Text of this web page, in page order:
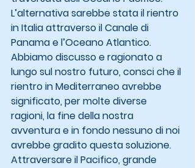
L’alternativa sarebbe stata il rientro
in Italia attraverso il Canale di
Panama e l’Oceano Atlantico.
Abbiamo discusso e ragionato a
lungo sul nostro futuro, consci che il
rientro in Mediterraneo avrebbe
significato, per molte diverse
ragioni, la fine della nostra
avventura e in fondo nessuno di noi
avrebbe gradito questa soluzione.
Attraversare il Pacifico, grande